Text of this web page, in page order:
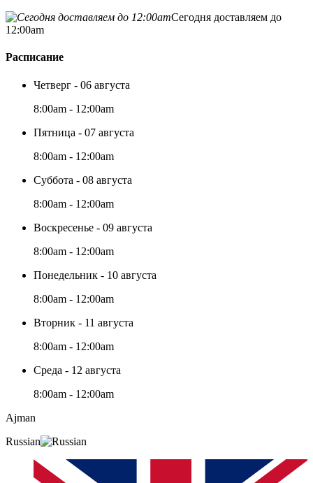
Сегодня доставляем до
12:00am
Расписание
Четверг - 06 августа
8:00am - 12:00am
Пятница - 07 августа
8:00am - 12:00am
Суббота - 08 августа
8:00am - 12:00am
Воскресенье - 09 августа
8:00am - 12:00am
Понедельник - 10 августа
8:00am - 12:00am
Вторник - 11 августа
8:00am - 12:00am
Среда - 12 августа
8:00am - 12:00am
Ajman
Russian